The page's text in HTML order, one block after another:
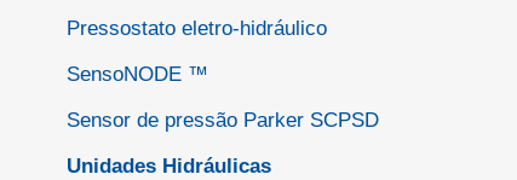
Pressostato eletro-hidráulico
SensoNODE ™
Sensor de pressão Parker SCPSD
Unidades Hidráulicas